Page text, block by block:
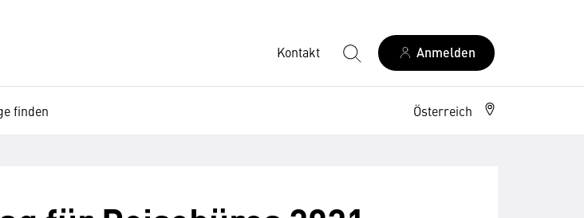
Kontakt Anmelden
finden Österreich